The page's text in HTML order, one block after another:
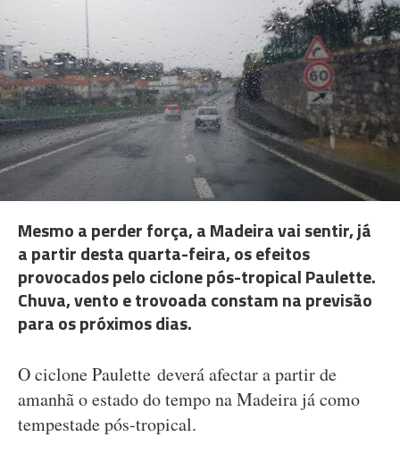
Mesmo a perder força, a Madeira vai sentir, já
a partir desta quarta-feira, os efeitos
provocados pelo ciclone pós-tropical Paulette.
Chuva, vento e trovoada constam na previsão
para os próximos dias.
O ciclone Paulette deverá afectar a partir de
amanhã o estado do tempo na Madeira já como
tempestade pós-tropical.